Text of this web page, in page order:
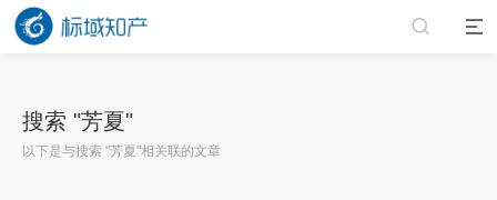
搜索 "芳夏"
以下是与搜索 "芳夏"相关联的文章